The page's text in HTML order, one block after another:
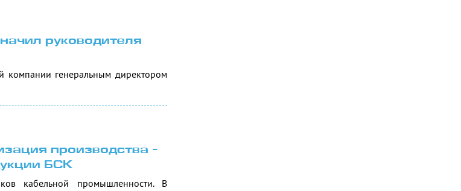
руководителя
компании генеральным директором
производства -
БСК
кабельной промышленности. В